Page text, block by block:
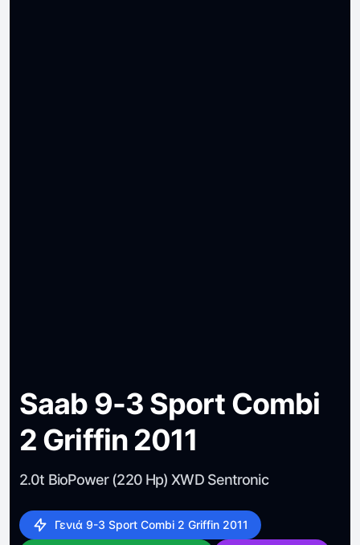
Saab 9-3 Sport Combi
2 Griffin 2011
2.0t BioPower (220 Hp) XWD Sentronic
Γενιά 9-3 Sport Combi 2 Griffin 2011